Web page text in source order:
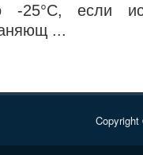
25°C, если
...
Copyright